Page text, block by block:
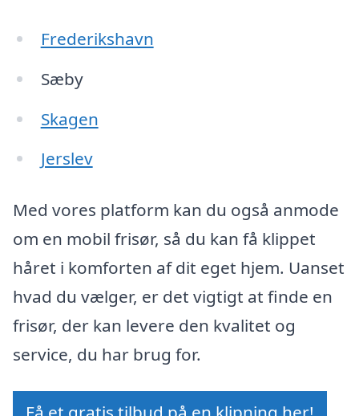
Frederikshavn
Sæby
Skagen
Jerslev
Med vores platform kan du også anmode
om en mobil frisør, så du kan få klippet
håret i komforten af dit eget hjem. Uanset
hvad du vælger, er det vigtigt at finde en
frisør, der kan levere den kvalitet og
service, du har brug for.